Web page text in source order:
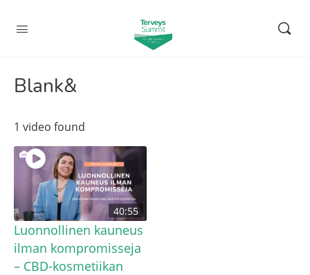
Blank&
1 video found
40:55
Luonnollinen kauneus
ilman kompromisseja
– CBD-kosmetiikan